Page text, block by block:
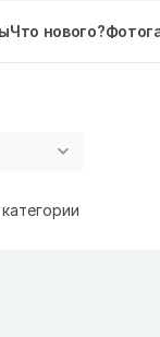
Что нового?